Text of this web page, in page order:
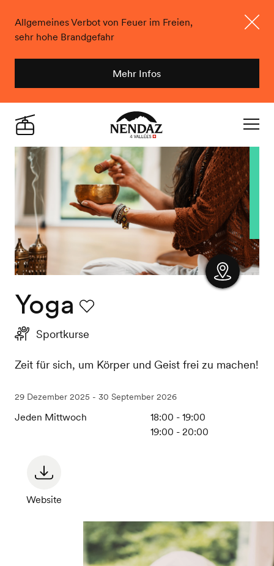
Allgemeines Verbot von Feuer im Freien,
sehr hohe Brandgefahr
Mehr Infos
Nendaz
Live
Yoga
Sportkurse
Zeit für sich, um Körper und Geist frei zu machen!
29 Dezember 2025 - 30 September 2026
Jeden Mittwoch
18:00 - 19:00
19:00 - 20:00
Website